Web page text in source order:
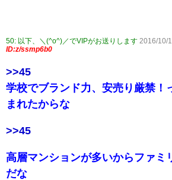
50: 以下、＼(^o^)／でVIPがお送りします 2016/10/
ID:z/ssmp6b0
>>45
学校でブランド力、安売り厳禁！
まれたからな
>>45
高層マンションが多いからファミ
だな